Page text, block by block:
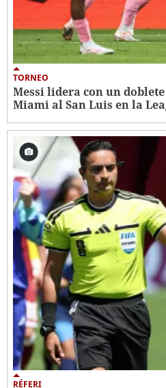
TORNEO
Messi lidera con un
Miami al San Luis en la
RÉFERI